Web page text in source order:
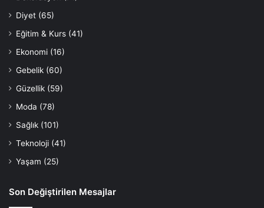
Diyet (65)
Eğitim & Kurs (41)
Ekonomi (16)
Gebelik (60)
Güzellik (59)
Moda (78)
Sağlık (101)
Teknoloji (41)
Yaşam (25)
Son Değiştirilen Mesajlar